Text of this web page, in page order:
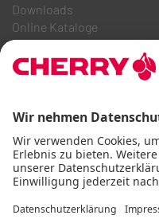
Downloads
Online Kataloge
FAQ
ÜBER UNS
Hinweisgebersystem
Code of Business Conduct